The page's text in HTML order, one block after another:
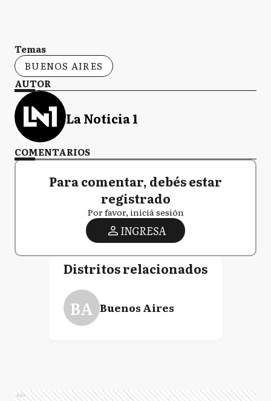
Temas
BUENOS AIRES
AUTOR
La Noticia 1
COMENTARIOS
Para comentar, debés estar
registrado
Por favor, iniciá sesión
INGRESA
Distritos relacionados
BA Buenos Aires
Ads